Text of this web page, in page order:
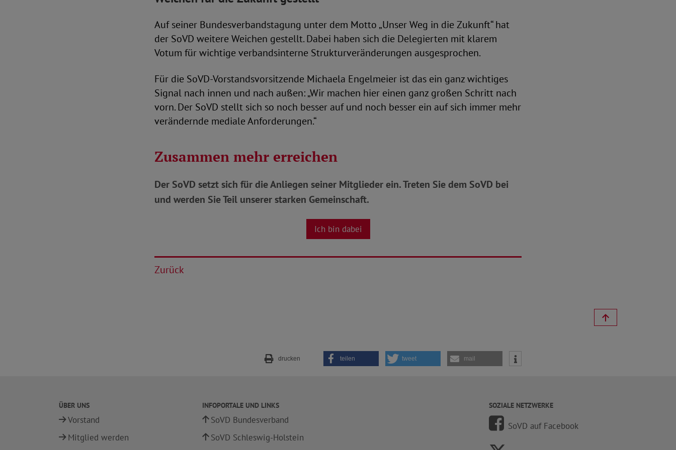
Auf seiner Bundesverbandstagung unter dem Motto „Unser Weg in die Zukunft“ hat
der SoVD weitere Weichen gestellt. Dabei haben sich die Delegierten mit klarem
Votum für wichtige verbandsinterne Strukturveränderungen ausgesprochen.
Für die SoVD-Vorstandsvorsitzende Michaela Engelmeier ist das ein ganz wichtiges
Signal nach innen und nach außen: „Wir machen hier einen ganz großen Schritt nach
vorn. Der SoVD stellt sich so noch besser auf und noch besser ein auf sich immer mehr
verändernde mediale Anforderungen.“
Zusammen mehr erreichen
Der SoVD setzt sich für die Anliegen seiner Mitglieder ein. Treten Sie dem SoVD bei
und werden Sie Teil unserer starken Gemeinschaft.
Ich bin dabei
Zurück
drucken teilen tweet mail
ÜBER UNS
Vorstand
Mitglied werden
INFOPORTALE UND LINKS
SoVD Bundesverband
SoVD Schleswig-Holstein
SOZIALE NETZWERKE
SoVD auf Facebook